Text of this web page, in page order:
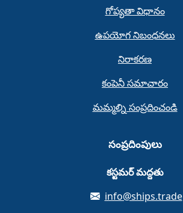
గోప్యతా విధానం
ఉపయోగ నిబంధనలు
నిరాకరణ
కంపెనీ సమాచారం
మమ్మల్ని సంప్రదించండి
సంప్రదింపులు
కస్టమర్ మద్దతు
info@ships.trade